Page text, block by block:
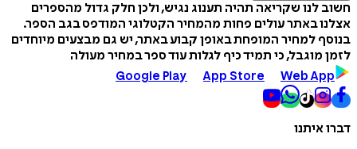
חשוב לנו שקריאה תהיה תענוג נגיש, ולכן חלק גדול מהספרים
אצלנו באתר עולים פחות מהמחיר הקטלוגי המודפס בגב הספר.
בנוסף למחיר המופחת באופן קבוע באתר, יש גם מבצעים מיוחדים
לזמן מוגבל, כי תמיד כיף לגלות עוד ספר במחיר מעולה
Google Play
App Store Web App
דברו איתנו